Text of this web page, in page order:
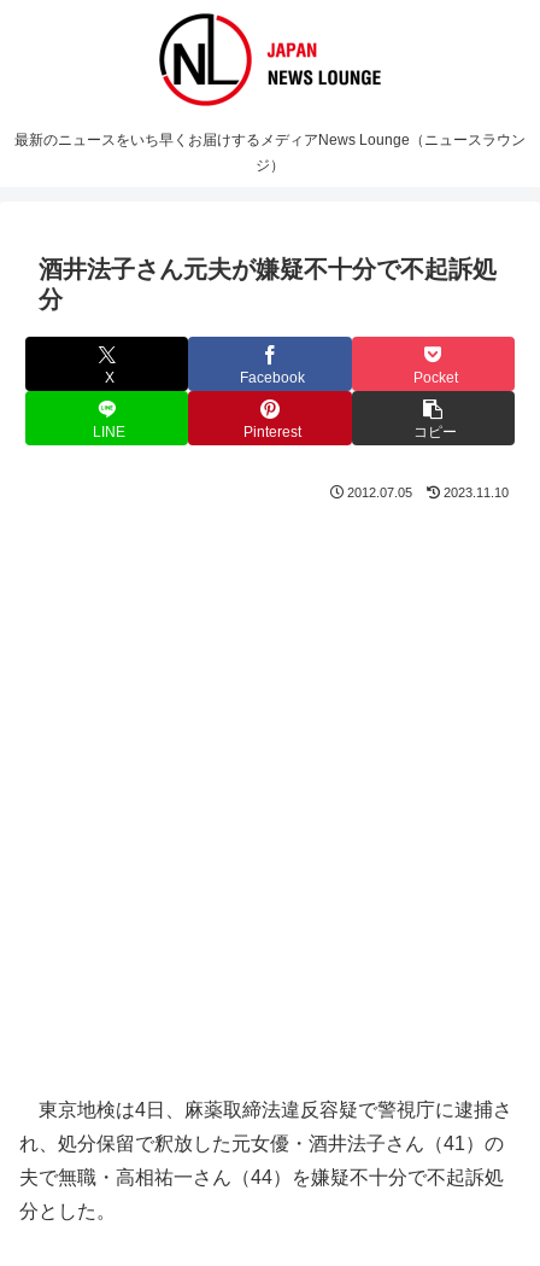
最新のニュースをいち早くお届けするメディアNews Lounge（ニュースラウン
ジ）
酒井法子さん元夫が嫌疑不十分で不起訴処
分
X Facebook Pocket
LINE Pinterest コピー
2012.07.05 2023.11.10
東京地検は4日、麻薬取締法違反容疑で警視庁に逮捕さ
れ、処分保留で釈放した元女優・酒井法子さん（41）の
夫で無職・高相祐一さん（44）を嫌疑不十分で不起訴処
分とした。